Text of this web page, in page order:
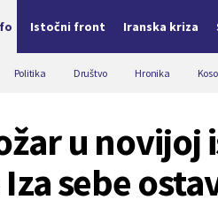
Istočni front Iranska kriza
Politika Društvo Hronika
u
sebe